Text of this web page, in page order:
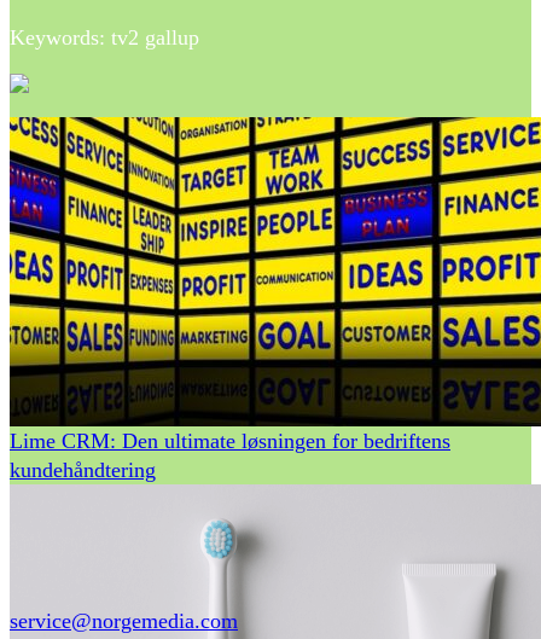
Keywords: tv2 gallup
Lime CRM: Den ultimate løsningen for bedriftens
kundehåndtering
service@norgemedia.com